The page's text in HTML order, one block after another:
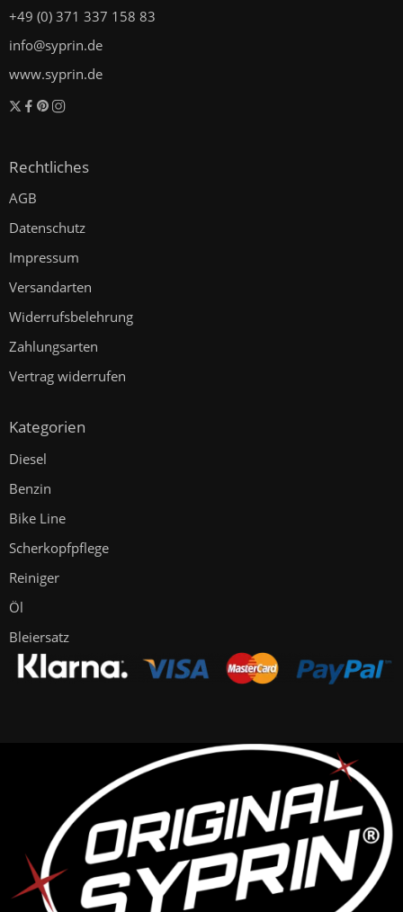
+49 (0) 371 337 158 83
info@syprin.de
www.syprin.de
Rechtliches
AGB
Datenschutz
Impressum
Versandarten
Widerrufsbelehrung
Zahlungsarten
Vertrag widerrufen
Kategorien
Diesel
Benzin
Bike Line
Scherkopfpflege
Reiniger
Öl
Bleiersatz